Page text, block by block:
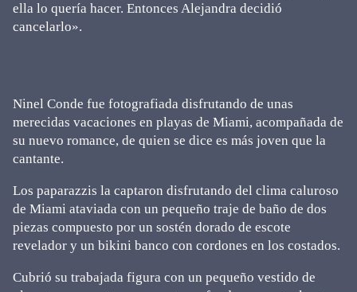
ella lo quería hacer. Entonces Alejandra decidió
cancelarlo».
Ninel Conde fue fotografiada disfrutando de unas
merecidas vacaciones en playas de Miami, acompañada de
su nuevo romance, de quien se dice es más joven que la
cantante.
Los paparazzis la captaron disfrutando del clima caluroso
de Miami ataviada con un pequeño traje de baño de dos
piezas compuesto por un sostén dorado de escote
revelador y un bikini banco con cordones en los costados.
Cubrió su trabajada figura con un pequeño vestido de